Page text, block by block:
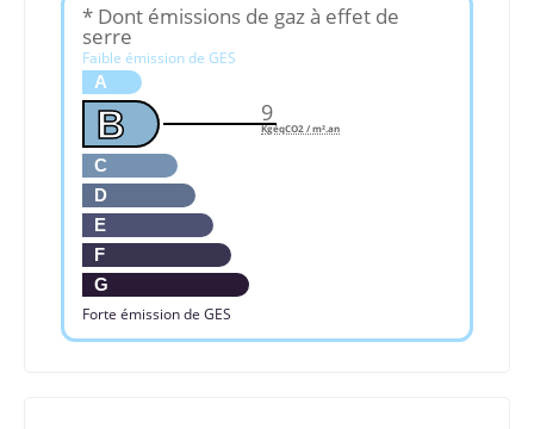
* Dont émissions de gaz à effet de
serre
Faible émission de GES
A
B
C
D
E
F
G
Forte émission de GES
9
KgéqCO2 / m².an